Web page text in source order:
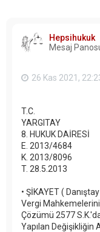
Hepsihukuk
Mesaj
26 Kas 2021,
T.C.
YARGITAY
8. HUKUK DAİRESİ
E. 2013/4684
K. 2013/8096
T. 28.5.2013
• ŞİKAYET (
Vergi
Çözümü 2577
Yapılan Değişikliğin